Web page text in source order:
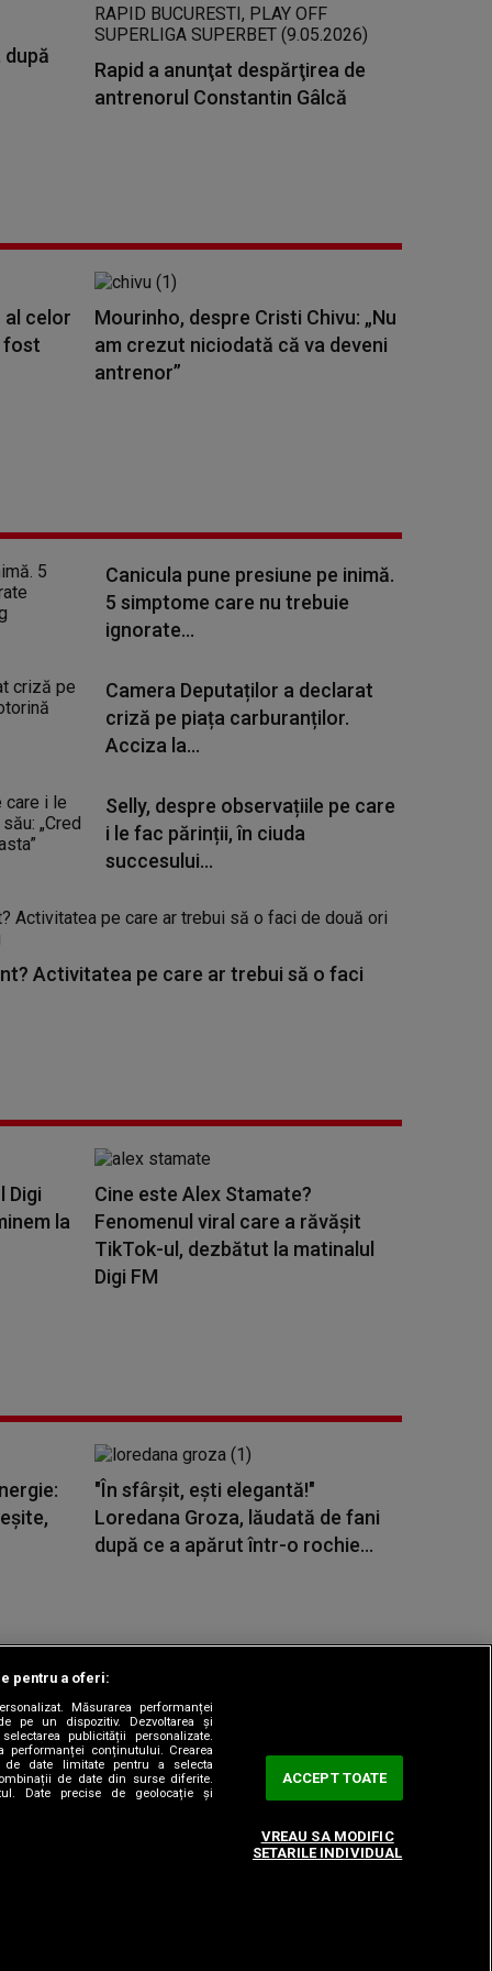
Rapid a anunţat despărţirea de
antrenorul Constantin Gâlcă
al celor
fost
Mourinho, despre Cristi Chivu: „Nu
am crezut niciodată că va deveni
antrenor”
Canicula pune presiune pe inimă.
5 simptome care nu trebuie
ignorate...
Camera Deputaților a declarat
criză pe piața carburanților.
Acciza la...
Selly, despre observațiile pe care
i le fac părinții, în ciuda
succesului...
Activitatea pe care ar trebui să o faci
Digi
la
Cine este Alex Stamate?
Fenomenul viral care a răvășit
TikTok-ul, dezbătut la matinalul
Digi FM
"În sfârșit, ești elegantă!"
Loredana Groza, lăudată de fani
după ce a apărut într-o rochie...
etic|Sitemap
pentru a oferi:
Măsurarea performanței
pe un dispozitiv. Dezvoltarea și
publicității personalizate.
performanței conținutului. Crearea
de date limitate pentru a selecta
de date din surse diferite.
Date precise de geolocație și
ACCEPT TOATE
VREAU SA MODIFIC
SETARILE INDIVIDUAL